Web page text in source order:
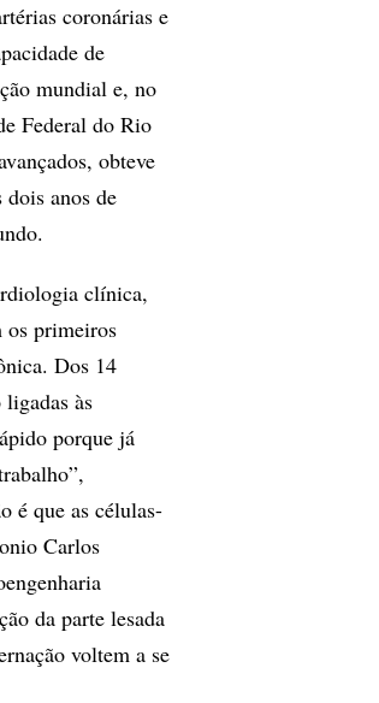
coronárias e
de
mundial e, no
Federal do Rio
obteve
anos de
clínica,
os primeiros
Dos 14
às
porque já
é que as células-
Carlos
da parte lesada
voltem a se